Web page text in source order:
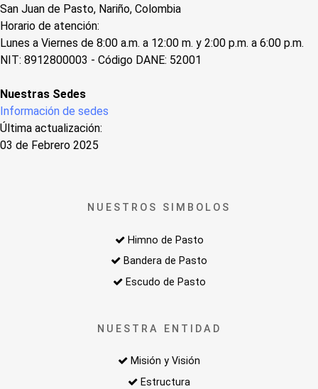
San Juan de Pasto, Nariño, Colombia
Horario de atención:
Lunes a Viernes de 8:00 a.m. a 12:00 m. y 2:00 p.m. a 6:00 p.m.
NIT: 8912800003 - Código DANE: 52001
Nuestras Sedes
Información de sedes
Última actualización:
03 de Febrero 2025
NUESTROS SIMBOLOS
Himno de Pasto
Bandera de Pasto
Escudo de Pasto
NUESTRA ENTIDAD
Misión y Visión
Estructura